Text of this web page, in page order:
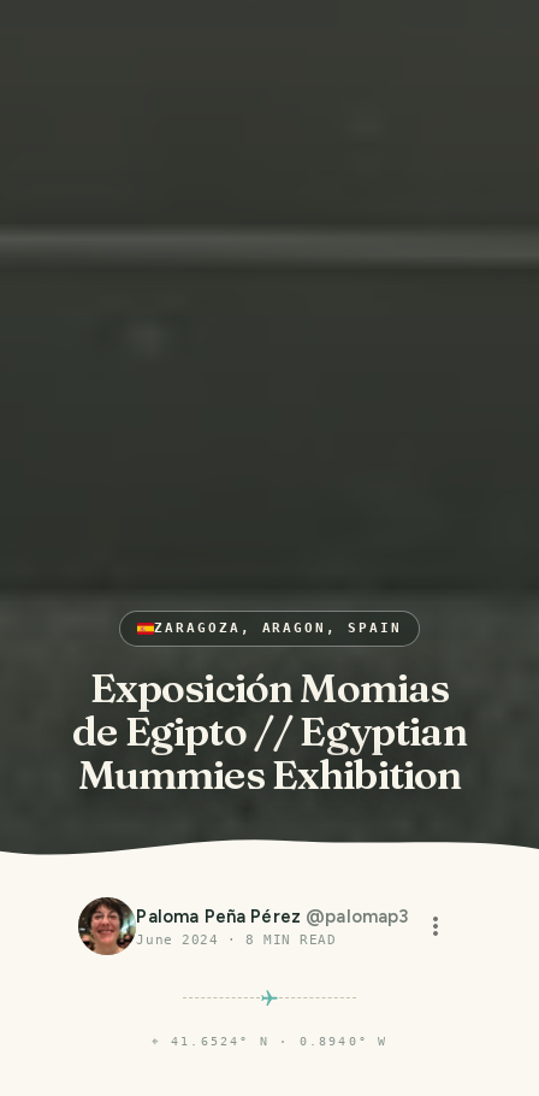
ZARAGOZA, ARAGON, SPAIN
Exposición Momias
de Egipto // Egyptian
Mummies Exhibition
Paloma Peña Pérez @palomap3
June 2024 ·8 MIN READ
⌖ 41.6524° N · 0.8940° W